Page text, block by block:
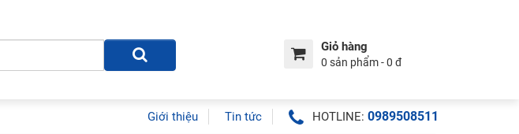
Giỏ hàng
0 sản phẩm - 0 đ
Giới thiệu Tin tức HOTLINE: 0989508511